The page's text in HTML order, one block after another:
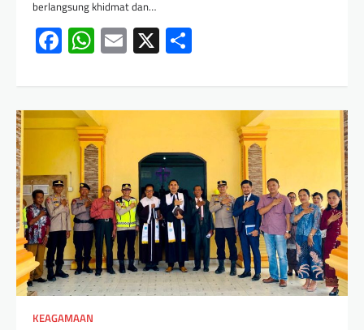
berlangsung khidmat dan…
Facebook
WhatsApp
Email
X
KEAGAMAAN